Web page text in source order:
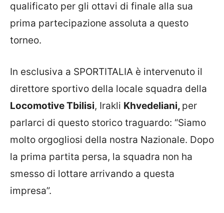
qualificato per gli ottavi di finale alla sua
prima partecipazione assoluta a questo
torneo.
In esclusiva a SPORTITALIA è intervenuto il
direttore sportivo della locale squadra della
Locomotive Tbilisi, Irakli Khvedeliani, per
parlarci di questo storico traguardo: “Siamo
molto orgogliosi della nostra Nazionale. Dopo
la prima partita persa, la squadra non ha
smesso di lottare arrivando a questa
impresa”.